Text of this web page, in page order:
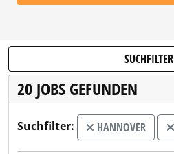
SUCHFILTER
20 JOBS GEFUNDEN
Suchfilter: HANNOVER